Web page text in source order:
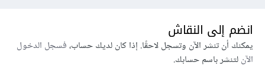
انضم إلى النقاش
يمكنك أن تنشر الآن وتسجل لاحقًا. إذا كان لديك حساب،فسجل الدخول
الآنلتنشر باسم حسابك.